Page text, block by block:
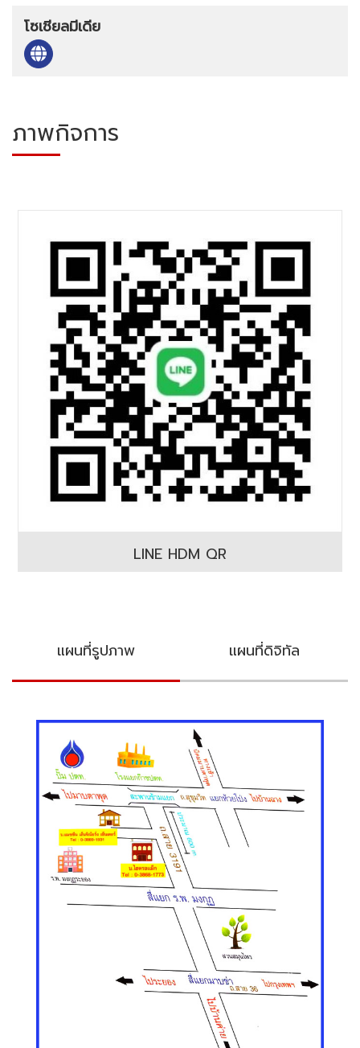
โซเชียลมีเดีย
ภาพกิจการ
LINE HDM QR
แผนที่รูปภาพ แผนที่ดิจิทัล